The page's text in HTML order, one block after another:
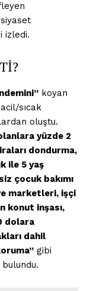
izledi.
koyan
sıcak
oluştu.
yüzde 2
dondurma,
ile 5 yaş
çocuk bakımı
marketleri, işçi
konut inşası,
dolara
dahil
gibi